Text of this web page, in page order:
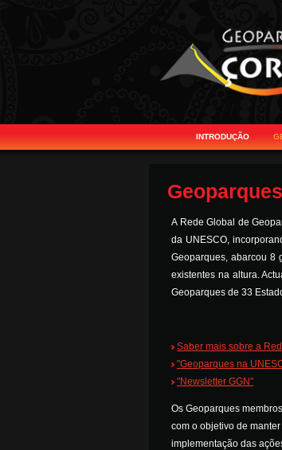
INTRODUÇÃO
A Rede Global de
da UNESCO,
Geoparques, abarcou 8
existentes na altura.
Geoparques de 33
Saber mais sobre a
"Geoparques na
"Newsletter GGN"
Os Geoparques
com o objetivo de
implementação das